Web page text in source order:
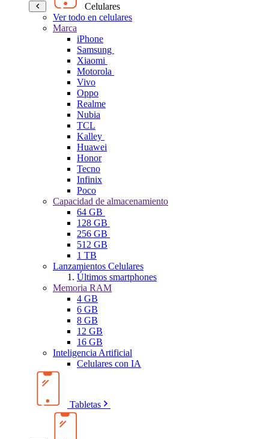
Celulares
Ver todo en celulares
Marca
iPhone
Samsung
Xiaomi
Motorola
Vivo
Oppo
Realme
Nubia
TCL
Kalley
Huawei
Honor
Tecno
Infinix
Poco
Capacidad de almacenamiento
64 GB
128 GB
256 GB
512 GB
1 TB
Lanzamientos Celulares
Últimos smartphones
Memoria RAM
4 GB
6 GB
8 GB
12 GB
16 GB
Inteligencia Artificial
Celulares con IA
Tabletas